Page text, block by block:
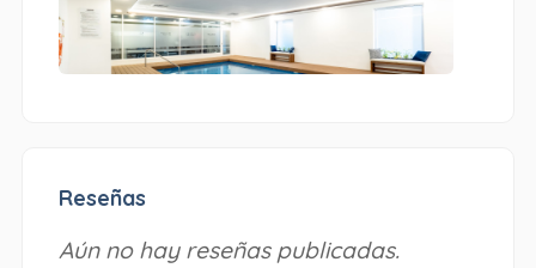
Reseñas
Aún no hay reseñas publicadas.